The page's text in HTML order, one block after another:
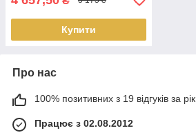
Купити
Про нас
100% позитивних з 19 відгуків за рік
Працює з 02.08.2012